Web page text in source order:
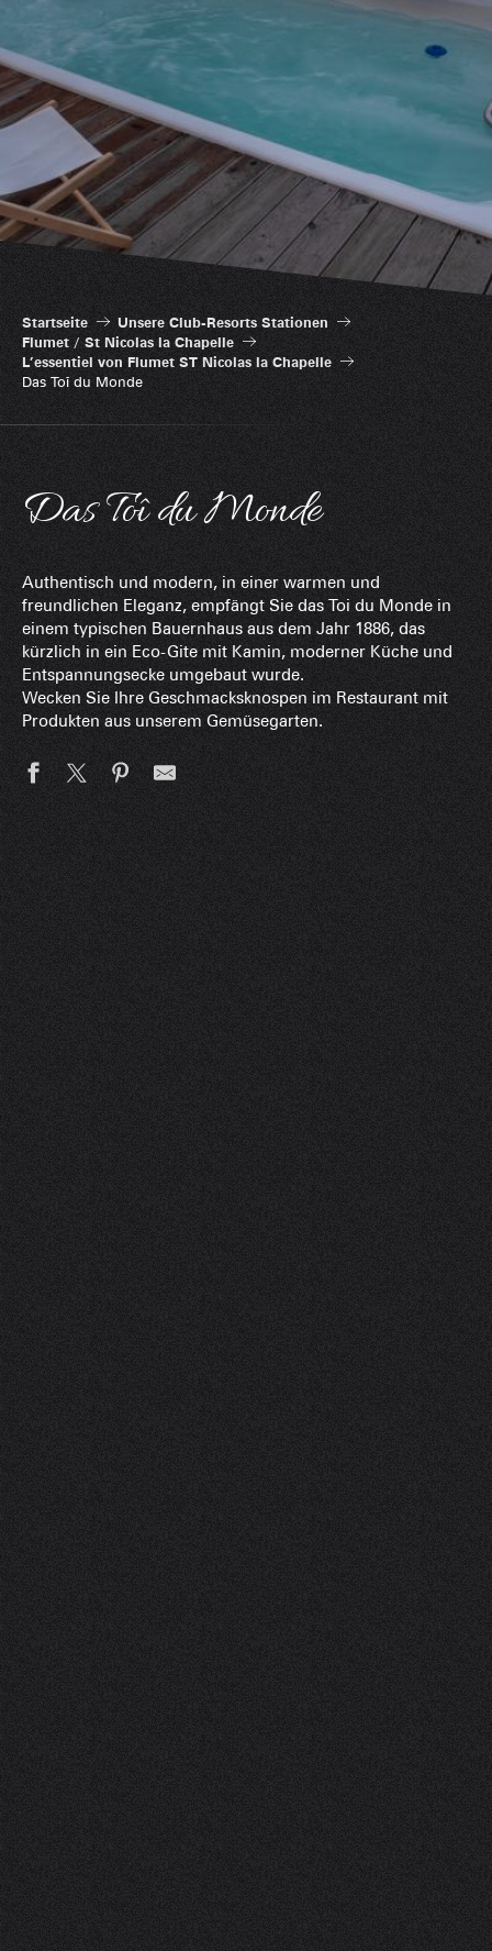
Startseite
Unsere Club-Resorts Stationen
Flumet / St Nicolas la Chapelle
L’essentiel von Flumet ST Nicolas la Chapelle
Das Toî du Monde
Das Toî du Monde
Authentisch und modern, in einer warmen und
freundlichen Eleganz, empfängt Sie das Toi du Monde in
einem typischen Bauernhaus aus dem Jahr 1886, das
kürzlich in ein Eco-Gite mit Kamin, moderner Küche und
Entspannungsecke umgebaut wurde.
Wecken Sie Ihre Geschmacksknospen im Restaurant mit
Produkten aus unserem Gemüsegarten.